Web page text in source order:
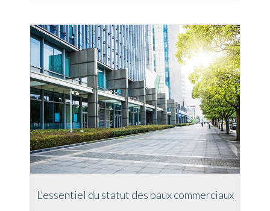
L'essentiel du statut des baux commerciaux